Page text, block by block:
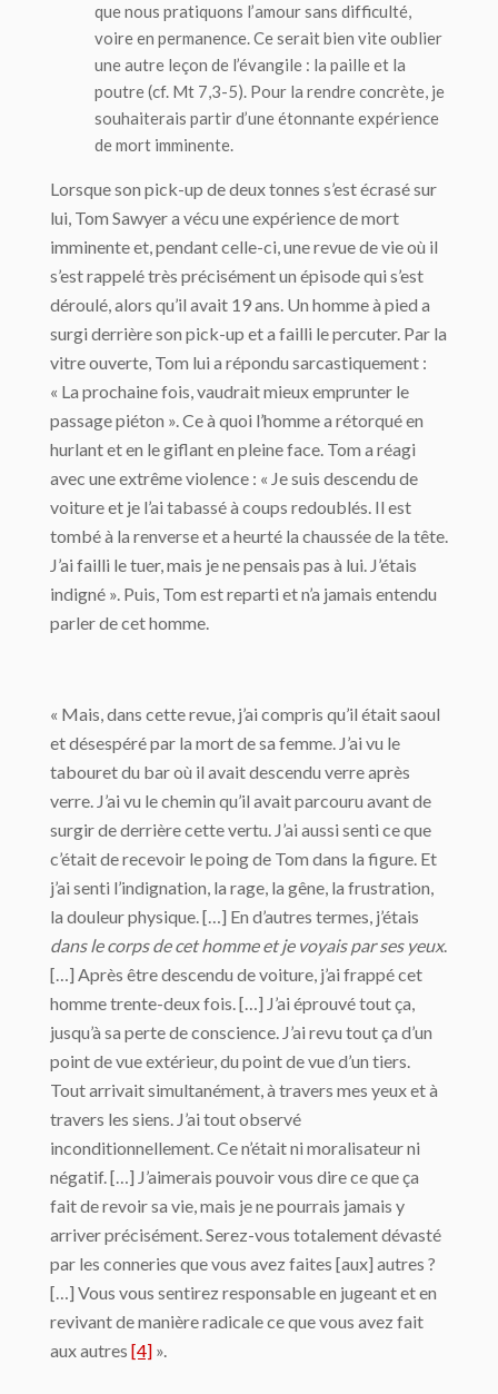
que nous pratiquons l’amour sans difficulté,
voire en permanence. Ce serait bien vite oublier
une autre leçon de l’évangile : la paille et la
poutre (cf. Mt 7,3-5). Pour la rendre concrète, je
souhaiterais partir d’une étonnante expérience
de mort imminente.
Lorsque son pick-up de deux tonnes s’est écrasé sur
lui, Tom Sawyer a vécu une expérience de mort
imminente et, pendant celle-ci, une revue de vie où il
s’est rappelé très précisément un épisode qui s’est
déroulé, alors qu’il avait 19 ans. Un homme à pied a
surgi derrière son pick-up et a failli le percuter. Par la
vitre ouverte, Tom lui a répondu sarcastiquement :
« La prochaine fois, vaudrait mieux emprunter le
passage piéton ». Ce à quoi l’homme a rétorqué en
hurlant et en le giflant en pleine face. Tom a réagi
avec une extrême violence : « Je suis descendu de
voiture et je l’ai tabassé à coups redoublés. Il est
tombé à la renverse et a heurté la chaussée de la tête.
J’ai failli le tuer, mais je ne pensais pas à lui. J’étais
indigné ». Puis, Tom est reparti et n’a jamais entendu
parler de cet homme.
« Mais, dans cette revue, j’ai compris qu’il était saoul
et désespéré par la mort de sa femme. J’ai vu le
tabouret du bar où il avait descendu verre après
verre. J’ai vu le chemin qu’il avait parcouru avant de
surgir de derrière cette vertu. J’ai aussi senti ce que
c’était de recevoir le poing de Tom dans la figure. Et
j’ai senti l’indignation, la rage, la gêne, la frustration,
la douleur physique. […] En d’autres termes, j’étais
dans le corps de cet homme et je voyais par ses yeux.
[…] Après être descendu de voiture, j’ai frappé cet
homme trente-deux fois. […] J’ai éprouvé tout ça,
jusqu’à sa perte de conscience. J’ai revu tout ça d’un
point de vue extérieur, du point de vue d’un tiers.
Tout arrivait simultanément, à travers mes yeux et à
travers les siens. J’ai tout observé
inconditionnellement. Ce n’était ni moralisateur ni
négatif. […] J’aimerais pouvoir vous dire ce que ça
fait de revoir sa vie, mais je ne pourrais jamais y
arriver précisément. Serez-vous totalement dévasté
par les conneries que vous avez faites [aux] autres ?
[…] Vous vous sentirez responsable en jugeant et en
revivant de manière radicale ce que vous avez fait
aux autres [4] ».